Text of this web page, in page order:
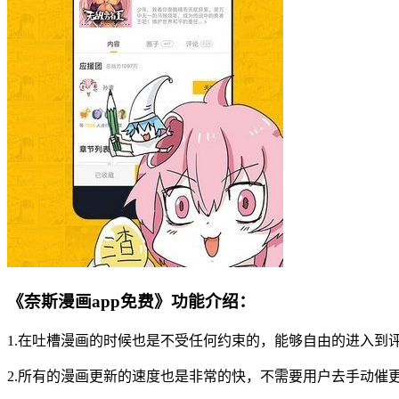
《奈斯漫画app免费》功能介绍：
1.在吐槽漫画的时候也是不受任何约束的，能够自由的进入到
2.所有的漫画更新的速度也是非常的快，不需要用户去手动催更